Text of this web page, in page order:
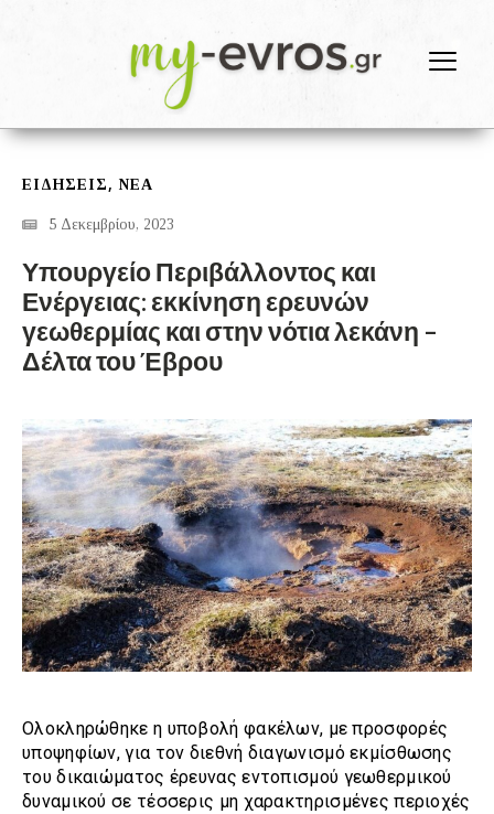
ΕΙΔΗΣΕΙΣ , ΝΕΑ
5 Δεκεμβρίου, 2023
Υπουργείο Περιβάλλοντος και
Ενέργειας: εκκίνηση ερευνών
γεωθερμίας και στην νότια λεκάνη –
Δέλτα του Έβρου
Ολοκληρώθηκε η υποβολή φακέλων, με προσφορές
υποψηφίων, για τον διεθνή διαγωνισμό εκμίσθωσης
του δικαιώματος έρευνας εντοπισμού γεωθερμικού
δυναμικού σε τέσσερις μη χαρακτηρισμένες περιοχές